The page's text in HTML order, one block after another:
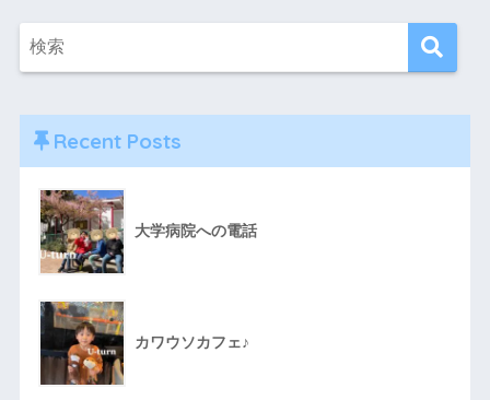
Recent Posts
大学病院への電話
カワウソカフェ♪